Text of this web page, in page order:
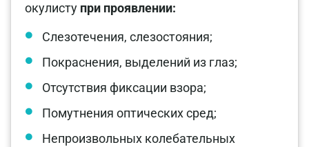
окулисту при проявлении:
Слезотечения, слезостояния;
Покраснения, выделений из глаз;
Отсутствия фиксации взора;
Помутнения оптических сред;
Непроизвольных колебательных